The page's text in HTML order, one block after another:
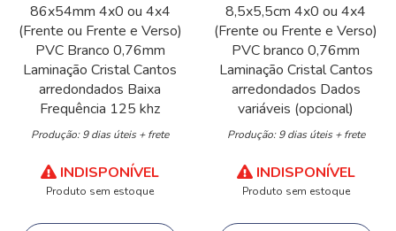
86x54mm 4x0 ou 4x4
(Frente ou Frente e Verso)
PVC Branco 0,76mm
Laminação CristalCantos
arredondados Baixa
Frequência 125 khz
Produção: 9 dias úteis + frete
INDISPONÍVEL
Produto sem estoque
8,5x5,5cm 4x0 ou 4x4
(Frente ou Frente e Verso)
PVC branco 0,76mm
Laminação CristalCantos
arredondados Dados
variáveis (opcional)
Produção: 9 dias úteis + frete
INDISPONÍVEL
Produto sem estoque